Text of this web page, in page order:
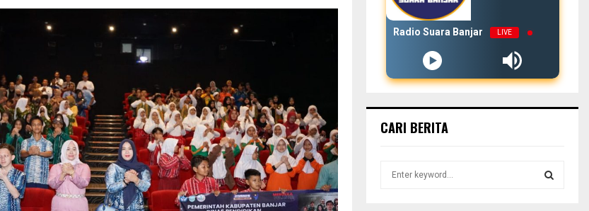
Radio Suara Banjar LIVE
CARI BERITA